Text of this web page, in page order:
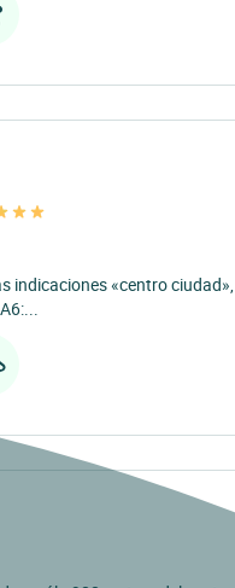
indicaciones «centro ciudad»,